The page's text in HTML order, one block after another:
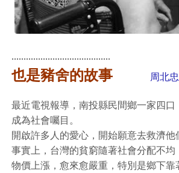
.........................................
也是豬舍的故事 周北忠
最近電視報導，南投縣民間鄉一家四
成為社會囑目。
開啟許多人的愛心，開始願意去救濟他
事實上，台灣的貧窮隨著社會分配不均
物價上漲，愈來愈嚴重，特別是鄉下靠